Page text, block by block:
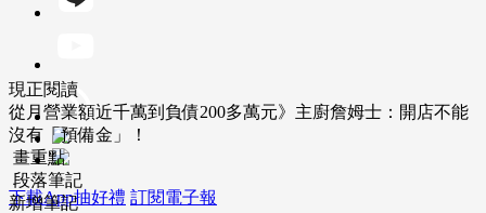
下載App抽好禮 訂閱電子報
現正閱讀
從月營業額近千萬到負債200多萬元》主廚詹姆士：開店不能
沒有「預備金」！
畫重點
段落筆記
新增筆記